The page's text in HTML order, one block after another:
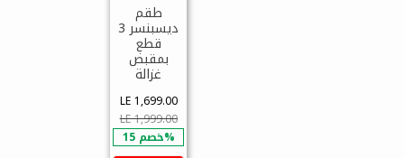
طقم
ديسبنسر 3
قطع
بمقبض
غزالة
LE 1,699.00
LE 1,999.00
خصم 15%